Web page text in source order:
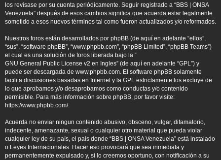
los revisase por su cuenta periódicamente. Seguir registrado a “BBS | ONSA
Venezuela” después de esos cambios significa que acuerda estar legalmente
sometido a esos nuevos términos tal como fueron actualizados y/o reformados.
Nuestros foros están desarrollados por phpBB (de aquí en adelante “ellos”,
“sus”, “software phpBB”, “www.phpbb.com”, “phpBB Limited”, “phpBB Teams”)
el cual es una solución de foros liberada bajo la “
GNU General Public License v2 en Ingles” (de aquí en adelante “GPL”) y
puede ser descargada de www.phpbb.com. El software phpBB solamente
facilita discusiones basadas en Internet y la GPL estrictamente los excluye de
lo que aprobamos y/o desaprobamos como conductas y/o contenido
permisible. Para más información sobre phpBB, por favor visite:
https://www.phpbb.com/.
Acuerda no enviar ningun contenido abusivo, obsceno, vulgar, difamatorio,
indecente, amenazante, sexual o cualquier otro material que pueda violar
cualquier ley de su país, el país donde “BBS | ONSA Venezuela” está instalado
o Leyes Internacionales. Hacer eso provocará que sea inmediata y
permanentemente expulsado y, si lo creemos oportuno, con notificación a su